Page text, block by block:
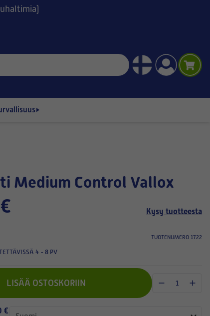
Medium Control Vallox
Kysy tuotteesta
TUOTENUMERO 1722
4 - 8 PV
LISÄÄ OSTOSKORIIN
€